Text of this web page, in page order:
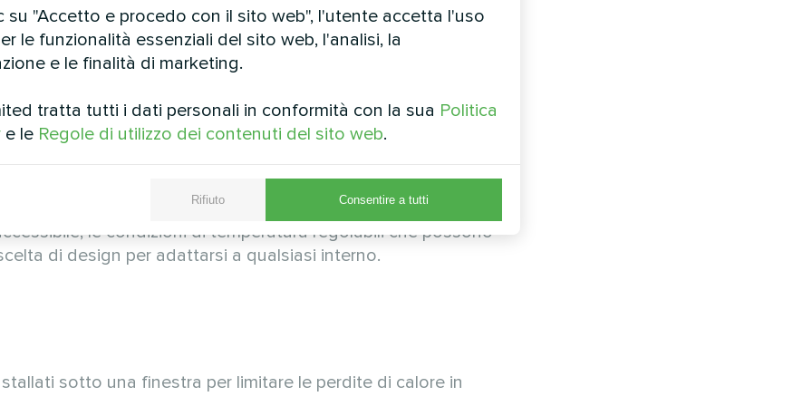
e amministrativi. L'installazione a scomparsa
uniforme dell'aria attraverso i condotti.
le condizioni di temperatura regolabili che possono
di design per adattarsi a qualsiasi interno.
sotto una finestra per limitare le perdite di calore in
su "Accetto e procedo con il sito web", l'utente accetta l'uso
le funzionalità essenziali del sito web, l'analisi, la
e le finalità di marketing.
tratta tutti i dati personali in conformità con la sua Politica
e le Regole di utilizzo dei contenuti del sito web.
Rifiuto Consentire a tutti